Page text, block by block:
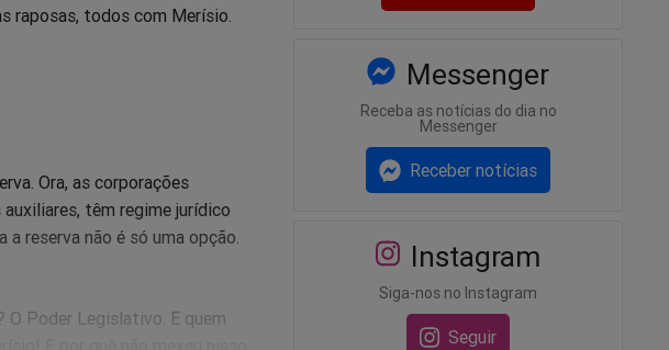
raposas, todos com Merísio.
Ora, as corporações
têm regime jurídico
reserva não é só uma opção.
O Poder Legislativo. E quem
Messenger
Receba as notícias do dia no
Messenger
Receber notícias
Instagram
Siga-nos no Instagram
Seguir